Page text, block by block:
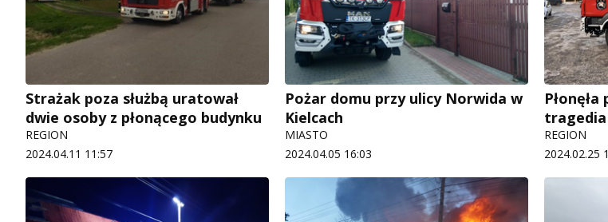
Strażak poza służbą uratował
dwie osoby z płonącego budynku
REGION
2024.04.11 11:57
Pożar domu przy ulicy Norwida w
Kielcach
MIASTO
2024.04.05 16:03
REGION
2024.02.25